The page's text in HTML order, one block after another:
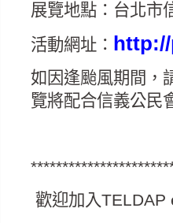
展覽地點：台北市
活動網址：
如因逢颱風期間，
覽將配合信義公民
歡迎加入TELDAP